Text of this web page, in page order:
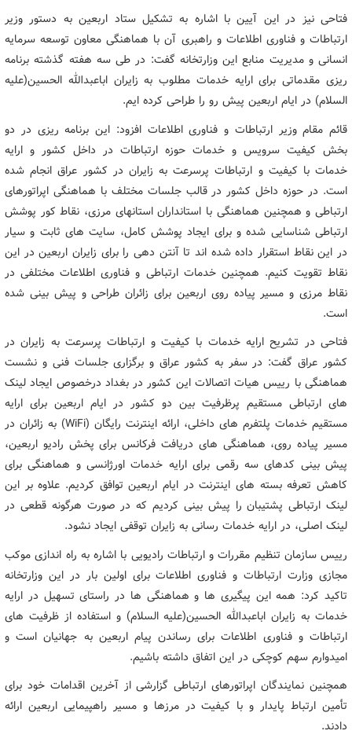
فتاحی نیز در این آیین با اشاره به تشکیل ستاد اربعین به دستور وزیر
ارتباطات و فناوری اطلاعات و راهبری آن با هماهنگی معاون توسعه سرمایه
انسانی و مدیریت منابع این وزارتخانه گفت: در طی سه هفته گذشته برنامه
ریزی مقدماتی برای ارایه خدمات مطلوب به زایران اباعبدالله الحسین(علیه
السلام) در ایام اربعین پیش رو را طراحی کرده ایم.
قائم مقام وزیر ارتباطات و فناوری اطلاعات افزود: این برنامه ریزی در دو
بخش کیفیت سرویس و خدمات حوزه ارتباطات در داخل کشور و ارایه
خدمات با کیفیت و ارتباطات پرسرعت به زایران در کشور عراق انجام شده
است. در حوزه داخل کشور در قالب جلسات مختلف با هماهنگی اپراتورهای
ارتباطی و همچنین هماهنگی با استانداران استانهای مرزی، نقاط کور پوشش
ارتباطی شناسایی شده و برای ایجاد پوشش کامل، سایت های ثابت و سیار
در این نقاط استقرار داده شده اند تا آنتن دهی را برای زایران اربعین در این
نقاط تقویت کنیم. همچنین خدمات ارتباطی و فناوری اطلاعات مختلفی در
نقاط مرزی و مسیر پیاده روی اربعین برای زائران طراحی و پیش بینی شده
است.
فتاحی در تشریح ارایه خدمات با کیفیت و ارتباطات پرسرعت به زایران در
کشور عراق گفت: در سفر به کشور عراق و برگزاری جلسات فنی و نشست
هماهنگی با رییس هیات اتصالات این کشور در بغداد درخصوص ایجاد لینک
های ارتباطی مستقیم پرظرفیت بین دو کشور در ایام اربعین برای ارایه
مستقیم خدمات پلتفرم های داخلی، ارائه اینترنت رایگان (WiFi) به زائران در
مسیر پیاده روی، هماهنگی های دریافت فرکانس برای پخش رادیو اربعین،
پیش بینی کدهای سه رقمی برای ارایه خدمات اورژانسی و هماهنگی برای
کاهش تعرفه بسته های اینترنت در ایام اربعین توافق کردیم. علاوه بر این
لینک ارتباطی پشتیبان را پیش بینی کردیم که در صورت هرگونه قطعی در
لینک اصلی، در ارایه خدمات رسانی به زایران توقفی ایجاد نشود.
رییس سازمان تنظیم مقررات و ارتباطات رادیویی با اشاره به راه اندازی موکب
مجازی وزارت ارتباطات و فناوری اطلاعات برای اولین بار در این وزارتخانه
تاکید کرد: همه این پیگیری ها و هماهنگی ها در راستای تسهیل در ارایه
خدمات به زایران اباعبدالله الحسین(علیه السلام) و استفاده از ظرفیت های
ارتباطات و فناوری اطلاعات برای رساندن پیام اربعین به جهانیان است و
امیدوارم سهم کوچکی در این اتفاق داشته باشیم.
همچنین نمایندگان اپراتورهای ارتباطی گزارشی از آخرین اقدامات خود برای
تأمین ارتباط پایدار و با کیفیت در مرزها و مسیر راهپیمایی اربعین ارائه
دادند.